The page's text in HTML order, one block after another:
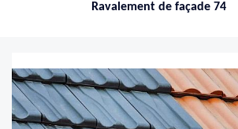
Ravalement de façade 74